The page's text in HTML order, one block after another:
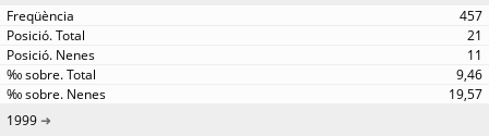
457
21
11
9,46
19,57
1999